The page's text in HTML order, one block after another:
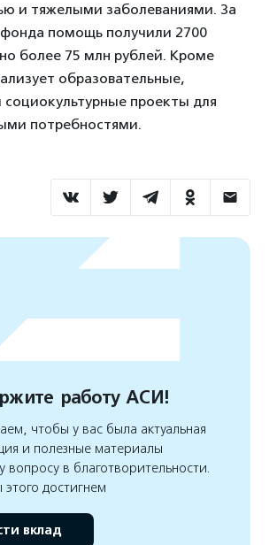
и тяжелыми заболеваниями. За
помощь получили 2700
более 75 млн рублей. Кроме
образовательные,
социокультурные проекты для
потребностями.
работу АСИ!
чтобы у вас была актуальная
и полезные материалы
вопросу в благотворительности.
достигнем
вклад